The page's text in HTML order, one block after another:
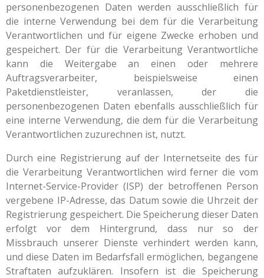
personenbezogenen Daten werden ausschließlich für
die interne Verwendung bei dem für die Verarbeitung
Verantwortlichen und für eigene Zwecke erhoben und
gespeichert. Der für die Verarbeitung Verantwortliche
kann die Weitergabe an einen oder mehrere
Auftragsverarbeiter, beispielsweise einen
Paketdienstleister, veranlassen, der die
personenbezogenen Daten ebenfalls ausschließlich für
eine interne Verwendung, die dem für die Verarbeitung
Verantwortlichen zuzurechnen ist, nutzt.
Durch eine Registrierung auf der Internetseite des für
die Verarbeitung Verantwortlichen wird ferner die vom
Internet-Service-Provider (ISP) der betroffenen Person
vergebene IP-Adresse, das Datum sowie die Uhrzeit der
Registrierung gespeichert. Die Speicherung dieser Daten
erfolgt vor dem Hintergrund, dass nur so der
Missbrauch unserer Dienste verhindert werden kann,
und diese Daten im Bedarfsfall ermöglichen, begangene
Straftaten aufzuklären. Insofern ist die Speicherung